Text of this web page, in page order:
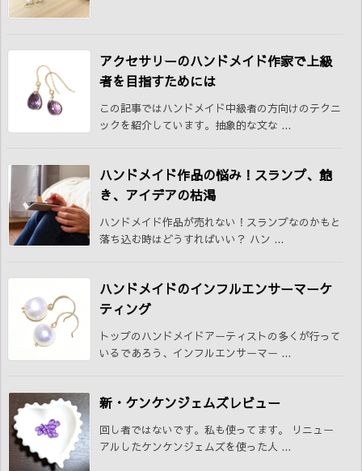
アクセサリーのハンドメイド作家で上級
者を目指すためには
この記事ではハンドメイド中級者の方向けのテクニ
ックを紹介しています。抽象的な文な ...
ハンドメイド作品の悩み！スランプ、飽
き、アイデアの枯渇
ハンドメイド作品が売れない！スランプなのかもと
落ち込む時はどうすればいい？ ハン ...
ハンドメイドのインフルエンサーマーケ
ティング
トップのハンドメイドアーティストの多くが行って
いるであろう、インフルエンサーマー ...
新・ケンケンジェムズレビュー
回し者ではないです。私も使ってます。 リニュー
アルしたケンケンジェムズを使った人 ...